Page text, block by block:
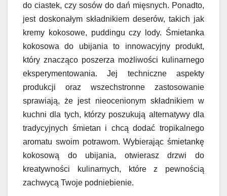
do ciastek, czy sosów do dań mięsnych. Ponadto,
jest doskonałym składnikiem deserów, takich jak
kremy kokosowe, puddingu czy lody. Śmietanka
kokosowa do ubijania to innowacyjny produkt,
który znacząco poszerza możliwości kulinarnego
eksperymentowania. Jej techniczne aspekty
produkcji oraz wszechstronne zastosowanie
sprawiają, że jest nieocenionym składnikiem w
kuchni dla tych, którzy poszukują alternatywy dla
tradycyjnych śmietan i chcą dodać tropikalnego
aromatu swoim potrawom. Wybierając śmietankę
kokosową do ubijania, otwierasz drzwi do
kreatywności kulinarnych, które z pewnością
zachwycą Twoje podniebienie.